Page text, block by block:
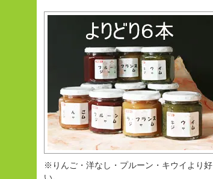
※りんご・洋なし・プルーン・キウイより